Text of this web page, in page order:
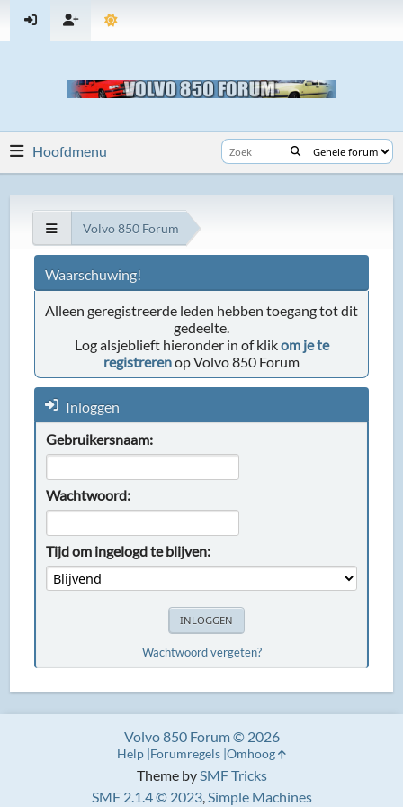
Hoofdmenu
Volvo 850 Forum
Waarschuwing!
Alleen geregistreerde leden hebben toegang tot dit
gedeelte.
Log alsjeblieft hieronder in of klikom je te
registrerenop Volvo 850 Forum
Inloggen
Gebruikersnaam:
Wachtwoord:
Tijd om ingelogd te blijven:
Wachtwoord vergeten?
Theme bySMF Tricks
SMF 2.1.4 © 2023,Simple Machines
Volvo 850 Forum © 2026
Help Forumregels Omhoog